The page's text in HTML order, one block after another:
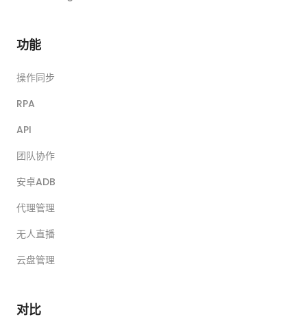
功能
操作同步
RPA
API
团队协作
安卓ADB
代理管理
无人直播
云盘管理
对比